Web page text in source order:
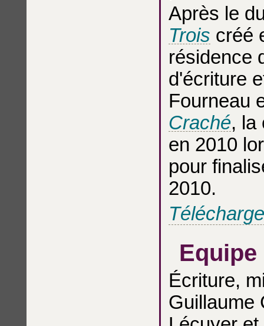
Après le
Trois créé
résidence
d'écriture
Fourneau
Craché, la
en 2010
pour
2010.
Equipe
Écriture,
Guillaume